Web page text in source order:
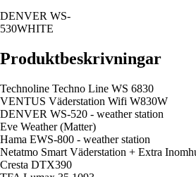
DENVER WS-
530WHITE
Produktbeskrivningar
Technoline Techno Line WS 6830
VENTUS Väderstation Wifi W830W
DENVER WS-520 - weather station
Eve Weather (Matter)
Hama EWS-800 - weather station
Netatmo Smart Väderstation + Extra
Cresta DTX390